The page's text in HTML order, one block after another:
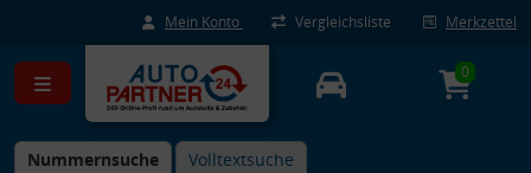
Mein Konto Vergleichsliste Merkzettel
Nummernsuche Volltextsuche
0